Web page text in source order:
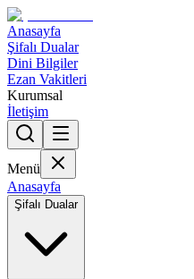
Anasayfa
Şifalı Dualar
Dini Bilgiler
Ezan Vakitleri
Kurumsal
İletişim
Menü
Anasayfa
Şifalı Dualar